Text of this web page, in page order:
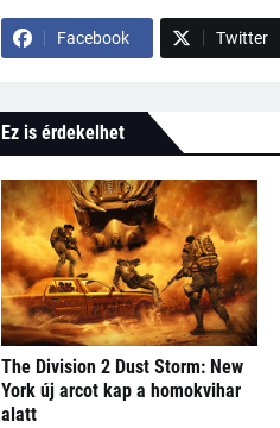
Facebook Twitter
Ez is érdekelhet
The Division 2 Dust Storm: New
York új arcot kap a homokvihar
alatt